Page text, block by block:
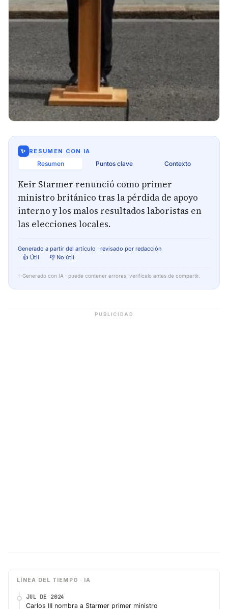
✨ RESUMEN CON IA
Resumen Puntos clave Contexto
Keir Starmer renunció como primer
ministro británico tras la pérdida de apoyo
interno y los malos resultados laboristas en
las elecciones locales.
Generado a partir del artículo · revisado por redacción
👍 Útil
👎 No útil
✨ Generado con IA · puede contener errores, verifícalo antes de compartir.
PUBLICIDAD
LÍNEA DEL TIEMPO · IA
JUL DE 2024
Carlos III nombra a Starmer primer ministro